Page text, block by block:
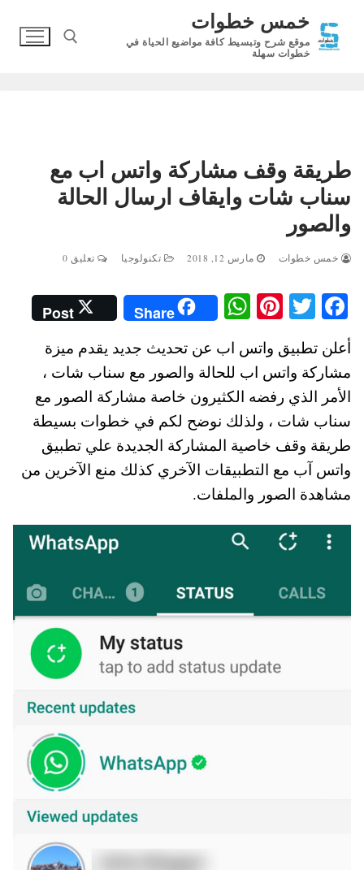
المحتوى
خمس خطوات
موقع شرح وتبسيط كافة مواضيع الحياة في
خطوات سهلة
طريقة وقف مشاركة واتس اب مع
سناب شات وايقاف ارسال الحالة
والصور
خمس خطوات مارس 12, 2018 تكنولوجيا تعليق 0
Fa
ce
bo
ok
T
wi
tte
r
Pi
er
es
t
W
ha
ts
A
pp
Share
Post
أعلن تطبيق واتس اب عن تحديث جديد يقدم ميزة
مشاركة واتس اب للحالة والصور مع سناب شات ،
الأمر الذي رفضه الكثيرون خاصة مشاركة الصور مع
سناب شات ، ولذلك نوضح لكم في خطوات بسيطة
طريقة وقف خاصية المشاركة الجديدة علي تطبيق
واتس آب مع التطبيقات الآخري كذلك منع الآخرين من
مشاهدة الصور والملفات.